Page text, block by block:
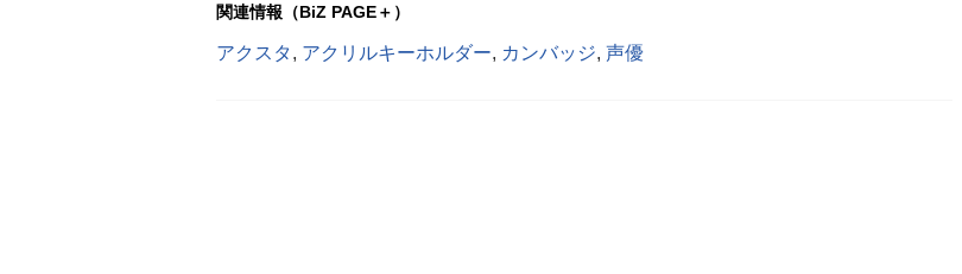
関連情報（BiZ PAGE＋）
アクスタ, アクリルキーホルダー, カンバッジ, 声優